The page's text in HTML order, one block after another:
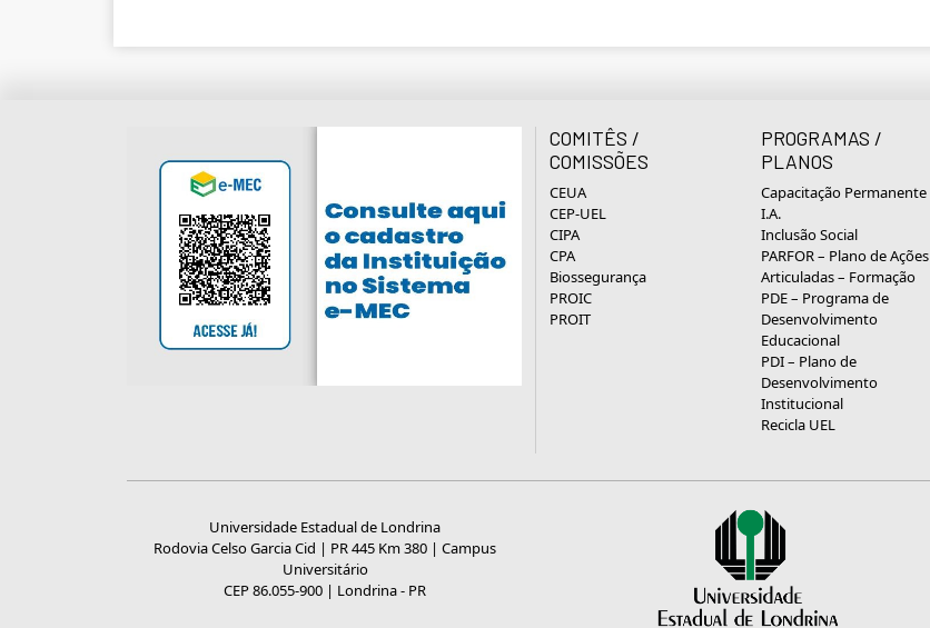
COMITÊS /
COMISSÕES
CEUA
CEP-UEL
CIPA
CPA
Biossegurança
PROIC
PROIT
PROGRAMAS /
PLANOS
Capacitação Permanente
I.A.
Inclusão Social
PARFOR – Plano de Ações
Articuladas – Formação
PDE – Programa de
Desenvolvimento
Educacional
PDI – Plano de
Desenvolvimento
Institucional
Recicla UEL
Universidade Estadual de Londrina
Rodovia Celso Garcia Cid | PR 445 Km 380 | Campus
Universitário
CEP 86.055-900 | Londrina - PR